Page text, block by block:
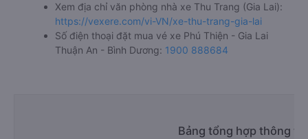
Xem địa chỉ văn phòng nhà xe Thu Trang (Gia Lai):
https://vexere.com/vi-VN/xe-thu-trang-gia-lai
Số điện thoại đặt mua vé xe Phú Thiện - Gia Lai
Thuận An - Bình Dương: 1900 888684
Bảng tổng hợp thông